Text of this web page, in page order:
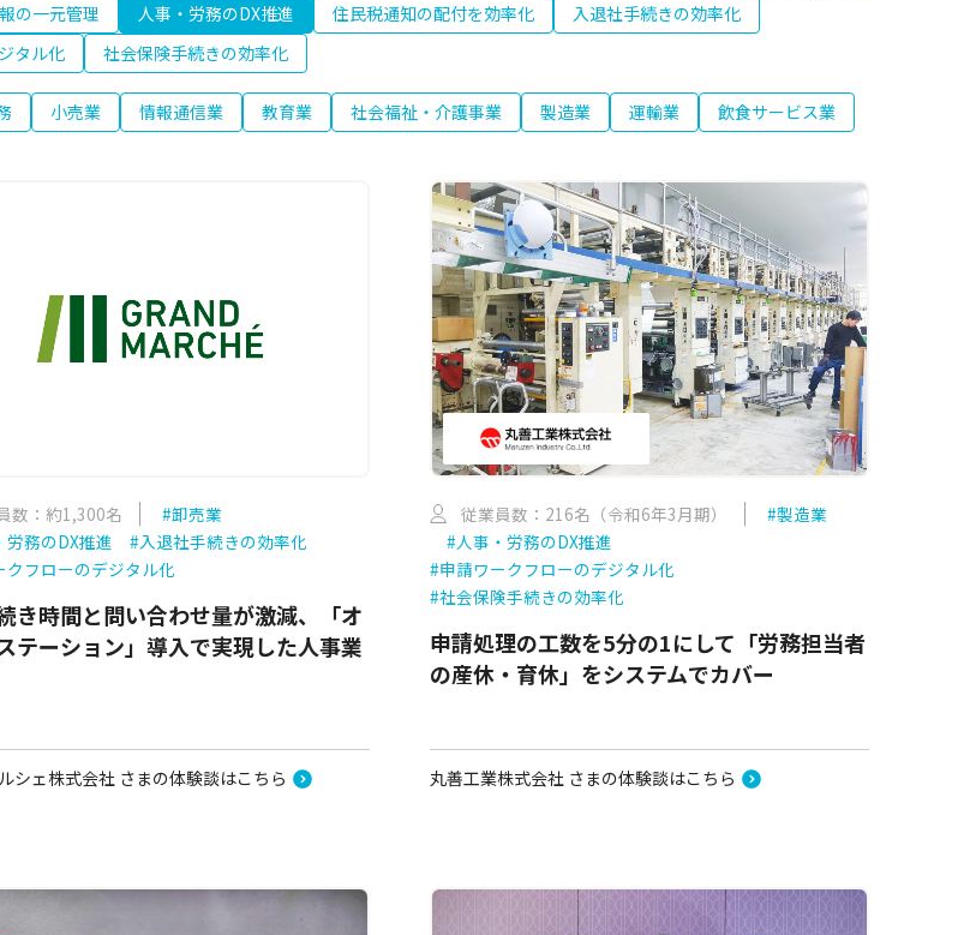
の一元管理 人事・労務のDX推進 住民税通知の配付を効率化
入退社手続きの効率化
タル化 社会保険手続きの効率化
小売業 情報通信業 教育業 社会福祉・介護事業 製造業 運輸業 飲食サービス業
数：約1,300名
#卸売業
労務のDX推進
#入退社手続きの効率化
クフローのデジタル化
き時間と問い合わせ量が激減、「オ
テーション」導入で実現した人事業
シェ株式会社 さまの体験談はこちら
従業員数：216名（令和6年3月期）
#製造業
#人事・労務のDX推進
#申請ワークフローのデジタル化
#社会保険手続きの効率化
申請処理の工数を5分の1にして「労務担当者
の産休・育休」をシステムでカバー
丸善工業株式会社 さまの体験談はこちら